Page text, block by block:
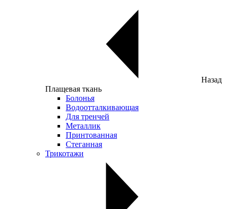
Назад
Плащевая ткань
Болонья
Водоотталкивающая
Для тренчей
Металлик
Принтованная
Стеганная
Трикотажи